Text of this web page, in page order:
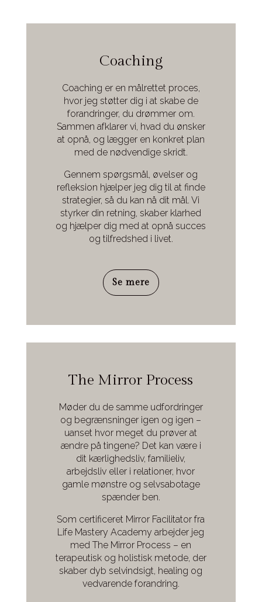
Coaching
Coaching er en målrettet proces,
hvor jeg støtter dig i at skabe de
forandringer, du drømmer om.
Sammen afklarer vi, hvad du ønsker
at opnå, og lægger en konkret plan
med de nødvendige skridt.
Gennem spørgsmål, øvelser og
refleksion hjælper jeg dig til at finde
strategier, så du kan nå dit mål. Vi
styrker din retning, skaber klarhed
og hjælper dig med at opnå succes
og tilfredshed i livet.
Se mere
The Mirror Process
Møder du de samme udfordringer
og begrænsninger igen og igen –
uanset hvor meget du prøver at
ændre på tingene? Det kan være i
dit kærlighedsliv, familieliv,
arbejdsliv eller i relationer, hvor
gamle mønstre og selvsabotage
spænder ben.
Som certificeret Mirror Facilitator fra
Life Mastery Academy arbejder jeg
med The Mirror Process – en
terapeutisk og holistisk metode, der
skaber dyb selvindsigt, healing og
vedvarende forandring.